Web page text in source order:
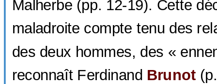
Malherbe (pp. 12-19). Cette
maladroite compte tenu des
des deux hommes, des «
reconnaît Ferdinand Brunot(p.